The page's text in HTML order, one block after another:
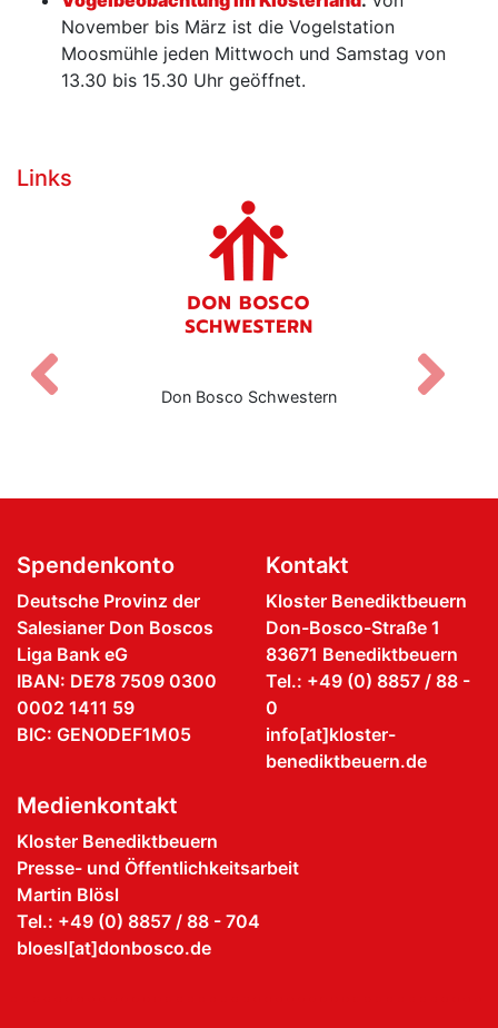
November bis März ist die Vogelstation
Moosmühle jeden Mittwoch und Samstag von
13.30 bis 15.30 Uhr geöffnet.
Links
Don Bosco Schwestern
Zurück
Spendenkonto
Deutsche Provinz der
Salesianer Don Boscos
Liga Bank eG
IBAN: DE78 7509 0300
0002 1411 59
BIC: GENODEF1M05
Kontakt
Kloster Benediktbeuern
Don-Bosco-Straße 1
83671 Benediktbeuern
Tel.: +49 (0) 8857 / 88 -
0
info[at]kloster-
benediktbeuern.de
Medienkontakt
Kloster Benediktbeuern
Presse- und Öffentlichkeitsarbeit
Martin Blösl
Tel.: +49 (0) 8857 / 88 - 704
bloesl[at]donbosco.de